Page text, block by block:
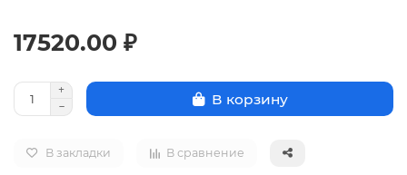
17520.00 ₽
В корзину
В закладки В сравнение